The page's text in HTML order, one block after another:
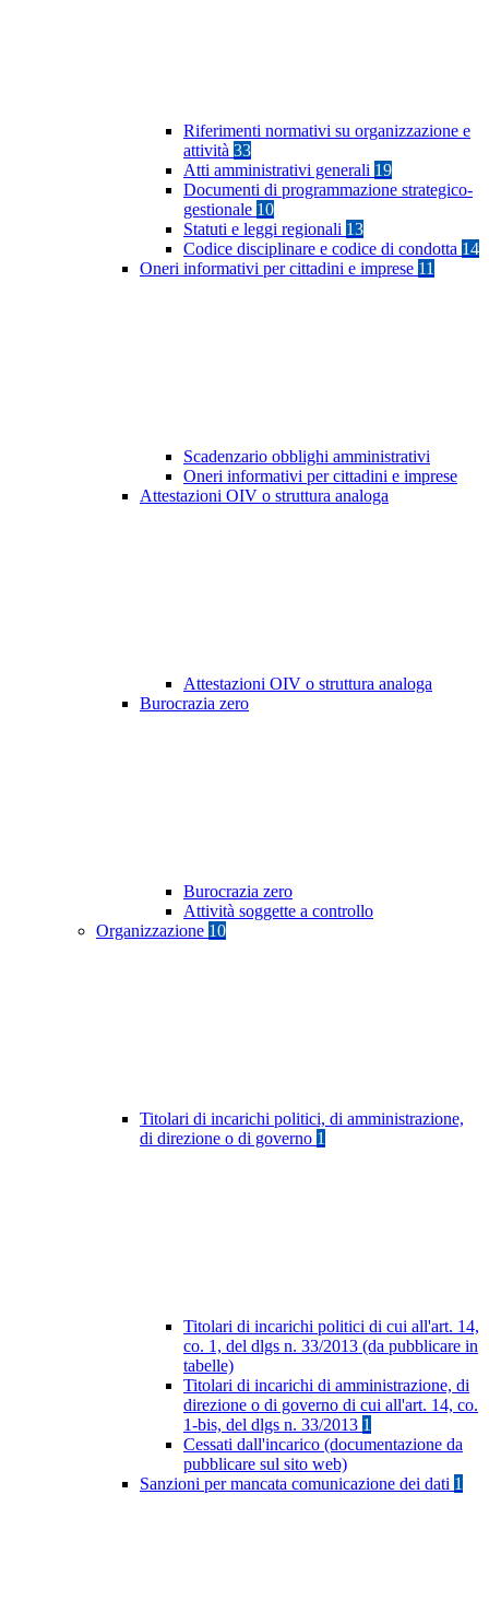
Riferimenti normativi su organizzazione e
attività 33
Atti amministrativi generali 19
Documenti di programmazione strategico-
gestionale 10
Statuti e leggi regionali 13
Codice disciplinare e codice di condotta 14
Oneri informativi per cittadini e imprese 11
Scadenzario obblighi amministrativi
Oneri informativi per cittadini e imprese
Attestazioni OIV o struttura analoga
Attestazioni OIV o struttura analoga
Burocrazia zero
Burocrazia zero
Attività soggette a controllo
Organizzazione 10
Titolari di incarichi politici, di amministrazione,
di direzione o di governo 1
Titolari di incarichi politici di cui all'art. 14,
co. 1, del dlgs n. 33/2013 (da pubblicare in
tabelle)
Titolari di incarichi di amministrazione, di
direzione o di governo di cui all'art. 14, co.
1-bis, del dlgs n. 33/2013 1
Cessati dall'incarico (documentazione da
pubblicare sul sito web)
Sanzioni per mancata comunicazione dei dati 1